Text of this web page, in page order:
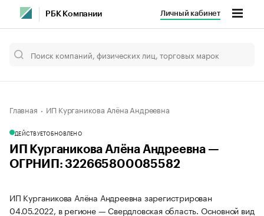
РБК Компании Личный кабинет
Главная ИП Курганикова Алёна Андреевна
ДЕЙСТВУЕТОБНОВЛЕНО
ИП Курганикова Алёна Андреевна —
ОГРНИП: 322665800085582
ИП Курганикова Алёна Андреевна зарегистрирован
04.05.2022, в регионе — Свердловская область. Основной вид